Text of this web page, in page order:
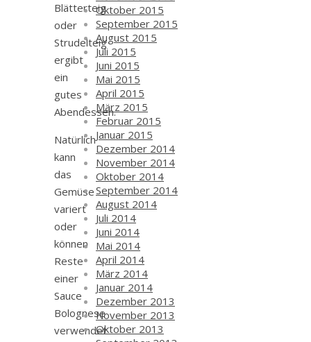
Blätterteig
oder
Strudelteig
ergibt
ein
gutes
Abendessen.
Natürlich
kann
das
Gemüse
variert
oder
können
Reste
einer
Sauce
Bolognese
verwendet
Oktober 2015
September 2015
August 2015
Juli 2015
Juni 2015
Mai 2015
April 2015
März 2015
Februar 2015
Januar 2015
Dezember 2014
November 2014
Oktober 2014
September 2014
August 2014
Juli 2014
Juni 2014
Mai 2014
April 2014
März 2014
Januar 2014
Dezember 2013
November 2013
Oktober 2013